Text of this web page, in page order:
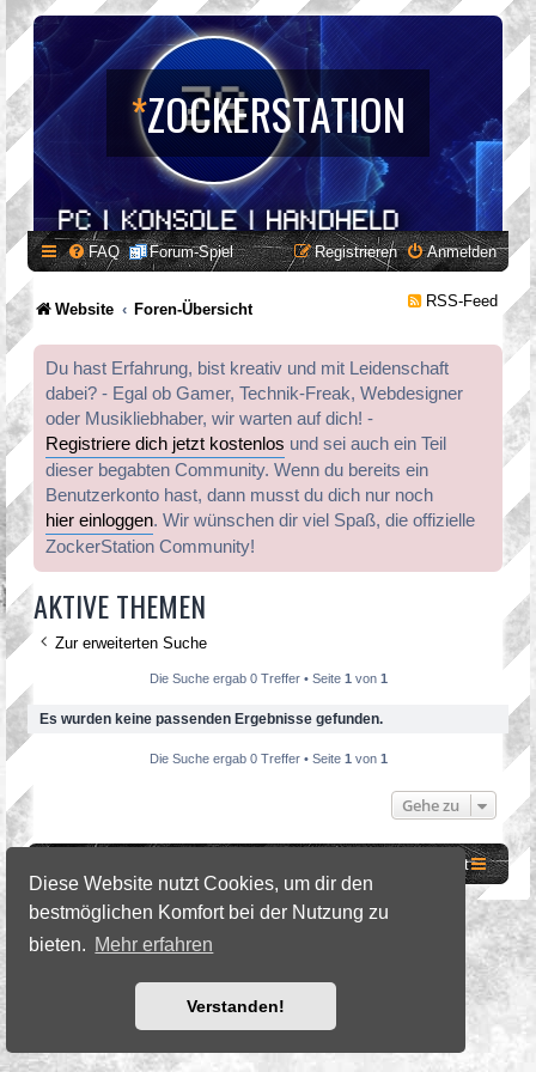
Diese Website nutzt Cookies, um dir den
bestmöglichen Komfort bei der Nutzung zu
bieten. Mehr erfahren
Verstanden!
*ZOCKERSTATION
FAQ Forum-Spiel Anmelden
Registrieren
Website Foren-Übersicht RSS-Feed
Du hast Erfahrung, bist kreativ und mit Leidenschaft
dabei? - Egal ob Gamer, Technik-Freak, Webdesigner
oder Musikliebhaber, wir warten auf dich! -
Registriere dich jetzt kostenlos und sei auch ein Teil
dieser begabten Community. Wenn du bereits ein
Benutzerkonto hast, dann musst du dich nur noch
hier einloggen. Wir wünschen dir viel Spaß, die offizielle
ZockerStation Community!
AKTIVE THEMEN
Zur erweiterten Suche
Die Suche ergab 0 Treffer • Seite 1 von 1
Es wurden keine passenden Ergebnisse gefunden.
Die Suche ergab 0 Treffer • Seite 1 von 1
Gehe zu
Kontakt
forum.zockerstation.com